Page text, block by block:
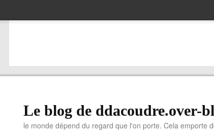
Le blog de ddacoudre.over-
le monde dépend du regard que l'on porte. Cela emporte